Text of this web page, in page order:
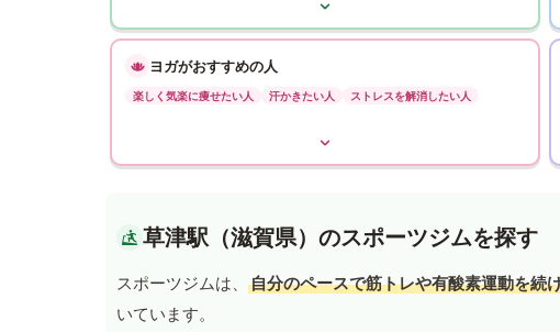
ヨガがおすすめの人
楽しく気楽に痩せたい人 汗かきたい人 ストレスを解消したい人
草津駅（滋賀県）のスポーツジムを探す
スポーツジムは、 自分のペースで筋トレや有酸素運動を続
いています。